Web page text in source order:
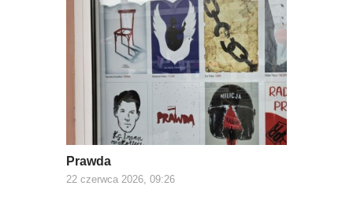
Prawda
22 czerwca 2026, 09:26